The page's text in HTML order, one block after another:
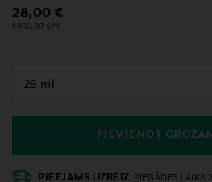
Original Price
28,00 €
1 000,00 €/1l
PIEVIENOT
PIEEJAMS UZREIZ
PIEGĀDES LAIKS